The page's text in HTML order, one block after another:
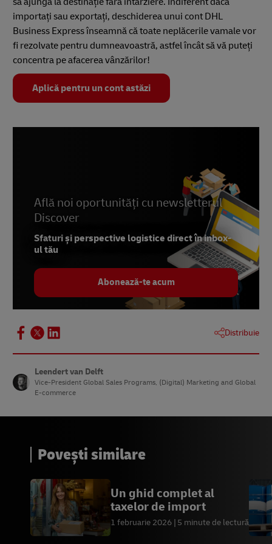
importați sau exportați, deschiderea unui cont DHL
Business Express înseamnă că toate neplăcerile vamale vor
fi rezolvate pentru dumneavoastră, astfel încât să vă puteți
concentra pe afacerea vânzărilor!
Aplică pentru un cont astăzi
Află noi oportunități cu newsletterul
Discover
Sfaturi și perspective logistice direct în inbox-
ul tău
Abonează-te acum
Distribuie
Leendert van Delft
Vice-President Global Sales Programs, (Digital) Marketing and Global
E-commerce
Povești similare
Un ghid complet al
taxelor de import
1 februarie 2026 5 minute de lectură